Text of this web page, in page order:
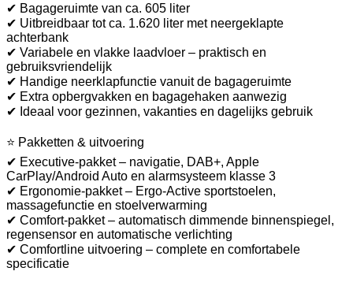
✔ Bagageruimte van ca. 605 liter
✔ Uitbreidbaar tot ca. 1.620 liter met neergeklapte
achterbank
✔ Variabele en vlakke laadvloer – praktisch en
gebruiksvriendelijk
✔ Handige neerklapfunctie vanuit de bagageruimte
✔ Extra opbergvakken en bagagehaken aanwezig
✔ Ideaal voor gezinnen, vakanties en dagelijks gebruik
⭐ Pakketten & uitvoering
✔ Executive-pakket – navigatie, DAB+, Apple
CarPlay/Android Auto en alarmsysteem klasse 3
✔ Ergonomie-pakket – Ergo-Active sportstoelen,
massagefunctie en stoelverwarming
✔ Comfort-pakket – automatisch dimmende binnenspiegel,
regensensor en automatische verlichting
✔ Comfortline uitvoering – complete en comfortabele
specificatie